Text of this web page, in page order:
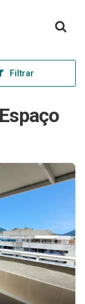
Filtrar